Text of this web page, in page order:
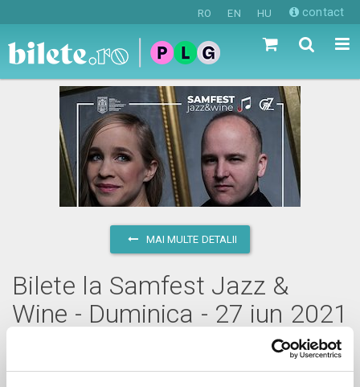
RO EN HU contact
MAI MULTE DETALII
Bilete la Samfest Jazz &
Wine - Duminica - 27 iun 2021
(durata 5 ore 59 minute)
Satu Mare, Parcul Dr. Fatyol Rudolfvezi pe harta